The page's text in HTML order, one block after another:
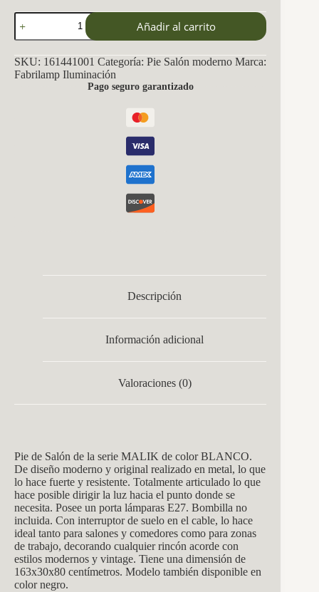
Pie
Salon
Articulable
Malik
1xe27
Blanco
Añadir al carrito
SKU: 161441001 Categoría: Pie Salón moderno Marca:
Fabrilamp Iluminación
Pago seguro garantizado
Descripción
Información adicional
Valoraciones (0)
Pie de Salón de la serie MALIK de color BLANCO.
De diseño moderno y original realizado en metal, lo que
lo hace fuerte y resistente. Totalmente articulado lo que
hace posible dirigir la luz hacia el punto donde se
necesita. Posee un porta lámparas E27. Bombilla no
incluida. Con interruptor de suelo en el cable, lo hace
ideal tanto para salones y comedores como para zonas
de trabajo, decorando cualquier rincón acorde con
estilos modernos y vintage. Tiene una dimensión de
163x30x80 centímetros. Modelo también disponible en
color negro.